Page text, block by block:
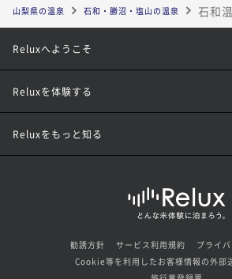
山梨県の温泉
石和・勝沼・塩山の温泉 石和
Reluxへようこそ
Reluxを体験する
Reluxをもっと知る
勧誘方針 サービス利用規約
プライ
Cookie等を利用したお客様情報の外部